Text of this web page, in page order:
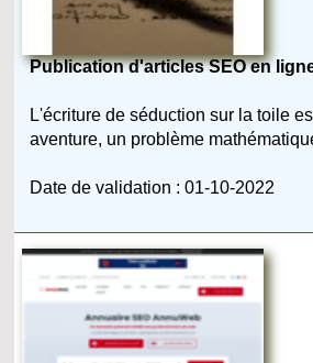
Publication d'articles SEO en
L'écriture de séduction sur la toile
aventure, un problème
Date de validation : 01-10-2022